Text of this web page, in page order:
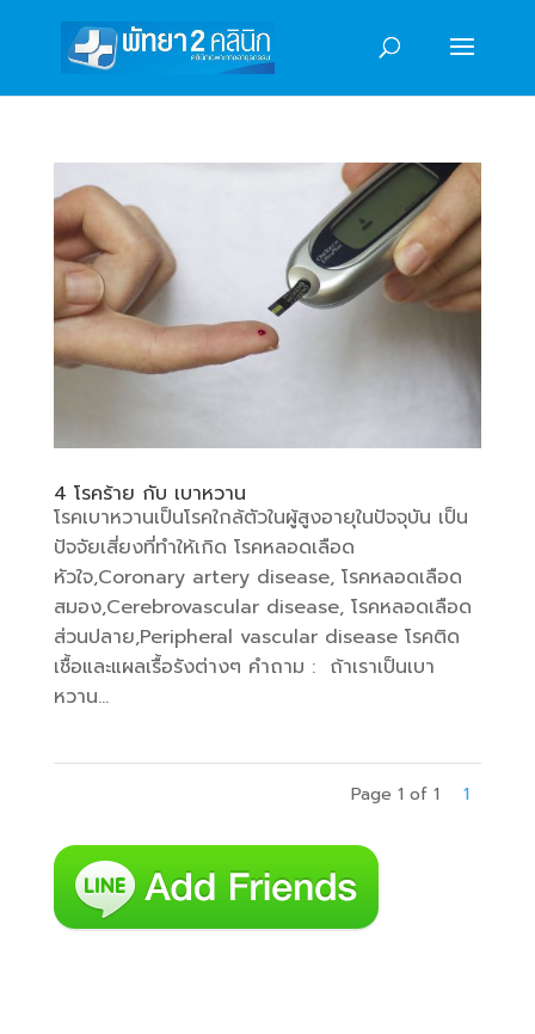
4 โรคร้าย กับ เบาหวาน
โรคเบาหวานเป็นโรคใกล้ตัวในผู้สูงอายุในปัจจุบัน เป็น
ปัจจัยเสี่ยงที่ทำให้เกิด โรคหลอดเลือด
หัวใจ,Coronary artery disease, โรคหลอดเลือด
สมอง,Cerebrovascular disease, โรคหลอดเลือด
ส่วนปลาย,Peripheral vascular disease โรคติด
เชื้อและแผลเรื้อรังต่างๆ คำถาม : ถ้าเราเป็นเบา
หวาน...
Page 1 of 1 1